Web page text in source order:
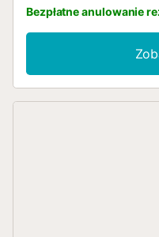
Bezpłatne anulowanie